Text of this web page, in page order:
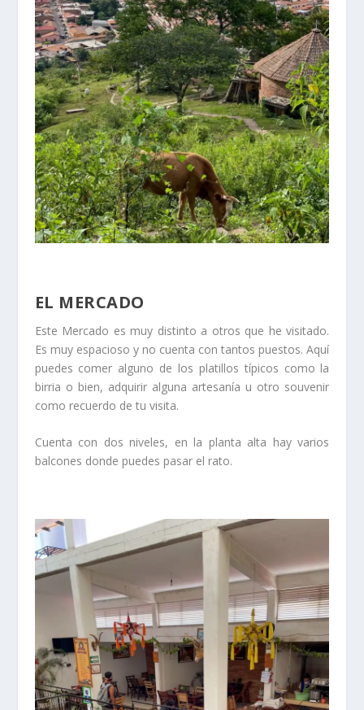
EL MERCADO
Este Mercado es muy distinto a otros que he visitado.
Es muy espacioso y no cuenta con tantos puestos. Aquí
puedes comer alguno de los platillos típicos como la
birria o bien, adquirir alguna artesanía u otro souvenir
como recuerdo de tu visita.
Cuenta con dos niveles, en la planta alta hay varios
balcones donde puedes pasar el rato.